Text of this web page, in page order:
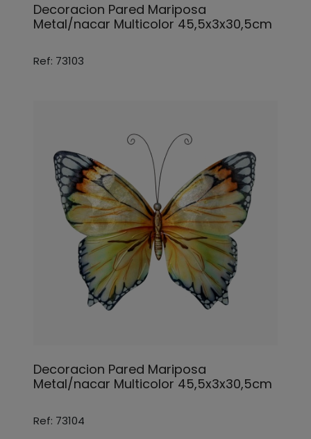
Decoracion Pared Mariposa
Metal/nacar Multicolor 45,5x3x30,5cm
Ref: 73103
Decoracion Pared Mariposa
Metal/nacar Multicolor 45,5x3x30,5cm
Ref: 73104